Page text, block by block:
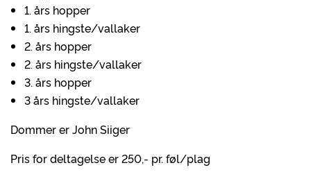
1. års hopper
1. års hingste/vallaker
2. års hopper
2. års hingste/vallaker
3. års hopper
3 års hingste/vallaker
Dommer er John Siiger
Pris for deltagelse er 250,- pr. føl/plag